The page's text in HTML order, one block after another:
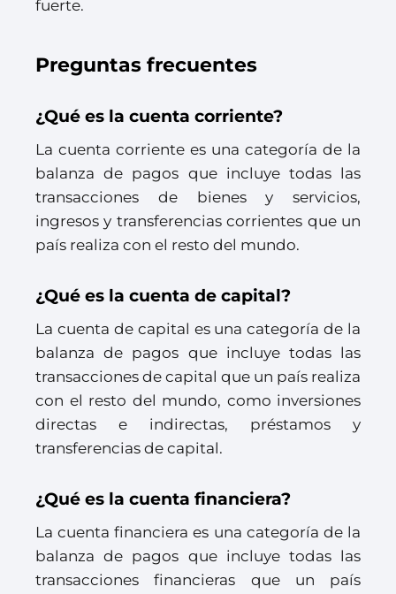
fuerte.
Preguntas frecuentes
¿Qué es la cuenta corriente?
La cuenta corriente es una categoría de la
balanza de pagos que incluye todas las
transacciones de bienes y servicios,
ingresos y transferencias corrientes que un
país realiza con el resto del mundo.
¿Qué es la cuenta de capital?
La cuenta de capital es una categoría de la
balanza de pagos que incluye todas las
transacciones de capital que un país realiza
con el resto del mundo, como inversiones
directas e indirectas, préstamos y
transferencias de capital.
¿Qué es la cuenta financiera?
La cuenta financiera es una categoría de la
balanza de pagos que incluye todas las
transacciones financieras que un país